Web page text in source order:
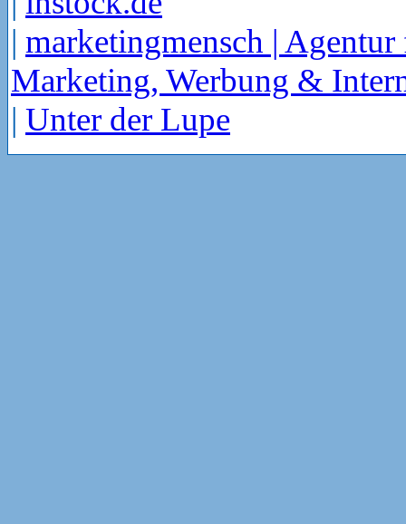
| marketingmensch | Agentur
Marketing, Werbung &
| Unter der Lupe